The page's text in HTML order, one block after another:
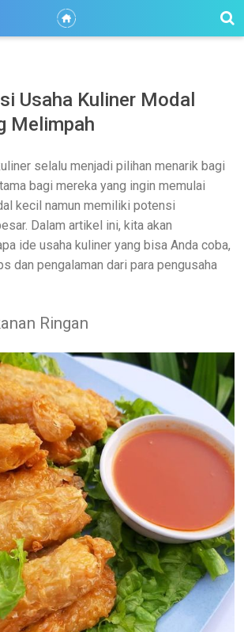
Usaha Kuliner Modal
Melimpah
selalu menjadi pilihan menarik bagi
bagi mereka yang ingin memulai
kecil namun memiliki potensi
Dalam artikel ini, kita akan
ide usaha kuliner yang bisa Anda coba,
dan pengalaman dari para pengusaha
Ringan